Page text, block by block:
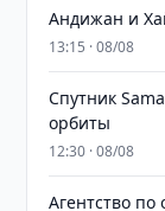
Андижан и
13:15 · 08/08
Спутник
орбиты
12:30 · 08/08
Агентство